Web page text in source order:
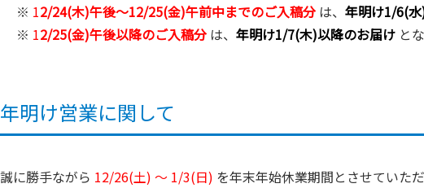
※ 12/24(木)午後～12/25(金)午前中までのご入稿分 は、 年明け1/6(
※ 12/25(金)午後以降のご入稿分 は、 年明け1/7(木)以降のお届け と
年明け営業に関して
誠に勝手ながら 12/26(土) ～ 1/3(日) を年末年始休業期間とさせていた